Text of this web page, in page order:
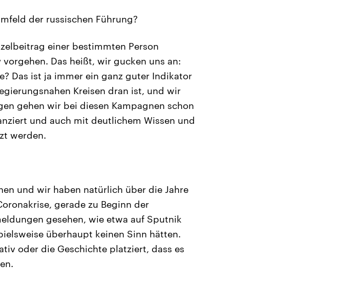
der russischen Führung?
einer bestimmten Person
Das heißt, wir gucken uns an:
Das ist ja immer ein ganz guter Indikator
Kreisen dran ist, und wir
gehen wir bei diesen Kampagnen schon
und auch mit deutlichem Wissen und
werden.
und wir haben natürlich über die Jahre
gerade zu Beginn der
gesehen, wie etwa auf Sputnik
überhaupt keinen Sinn hätten.
oder die Geschichte platziert, dass es